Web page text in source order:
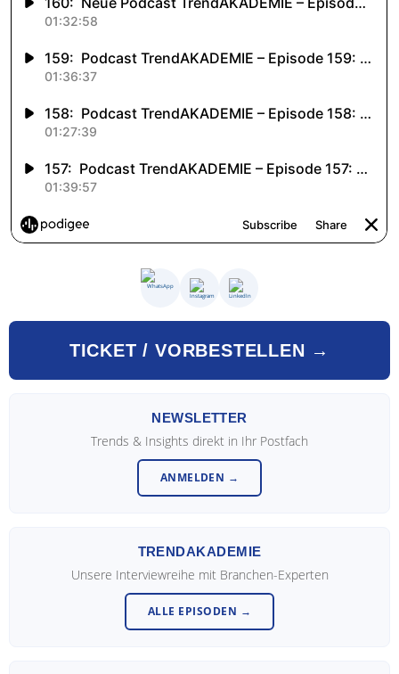
TICKET / VORBESTELLEN →
NEWSLETTER
Trends & Insights direkt in Ihr Postfach
ANMELDEN →
TRENDAKADEMIE
Unsere Interviewreihe mit Branchen-Experten
ALLE EPISODEN →